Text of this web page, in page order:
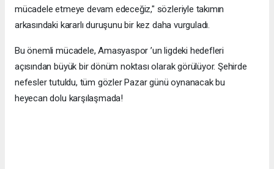
mücadele etmeye devam edeceğiz," sözleriyle takımın
arkasındaki kararlı duruşunu bir kez daha vurguladı.
Bu önemli mücadele, Amasyaspor ’un ligdeki hedefleri
açısından büyük bir dönüm noktası olarak görülüyor. Şehirde
nefesler tutuldu, tüm gözler Pazar günü oynanacak bu
heyecan dolu karşılaşmada!